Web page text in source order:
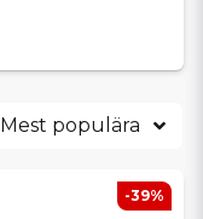
Mest populära
-39%